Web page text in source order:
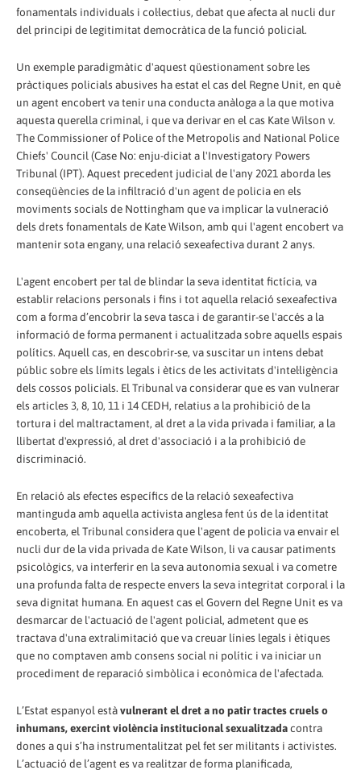
fonamentals individuals i col·lectius, debat que afecta al nucli dur
del principi de legitimitat democràtica de la funció policial.
Un exemple paradigmàtic d'aquest qüestionament sobre les
pràctiques policials abusives ha estat el cas del Regne Unit, en què
un agent encobert va tenir una conducta anàloga a la que motiva
aquesta querella criminal, i que va derivar en el cas Kate Wilson v.
The Commissioner of Police of the Metropolis and National Police
Chiefs' Council (Case No: enju-diciat a l'Investigatory Powers
Tribunal (IPT). Aquest precedent judicial de l'any 2021 aborda les
conseqüències de la infiltració d'un agent de policia en els
moviments socials de Nottingham que va implicar la vulneració
dels drets fonamentals de Kate Wilson, amb qui l'agent encobert va
mantenir sota engany, una relació sexeafectiva durant 2 anys.
L'agent encobert per tal de blindar la seva identitat fictícia, va
establir relacions personals i fins i tot aquella relació sexeafectiva
com a forma d’encobrir la seva tasca i de garantir-se l'accés a la
informació de forma permanent i actualitzada sobre aquells espais
polítics. Aquell cas, en descobrir-se, va suscitar un intens debat
públic sobre els límits legals i ètics de les activitats d'intel·ligència
dels cossos policials. El Tribunal va considerar que es van vulnerar
els articles 3, 8, 10, 11 i 14 CEDH, relatius a la prohibició de la
tortura i del maltractament, al dret a la vida privada i familiar, a la
llibertat d'expressió, al dret d'associació i a la prohibició de
discriminació.
En relació als efectes específics de la relació sexeafectiva
mantinguda amb aquella activista anglesa fent ús de la identitat
encoberta, el Tribunal considera que l'agent de policia va envair el
nucli dur de la vida privada de Kate Wilson, li va causar patiments
psicològics, va interferir en la seva autonomia sexual i va cometre
una profunda falta de respecte envers la seva integritat corporal i la
seva dignitat humana. En aquest cas el Govern del Regne Unit es va
desmarcar de l'actuació de l'agent policial, admetent que es
tractava d'una extralimitació que va creuar línies legals i ètiques
que no comptaven amb consens social ni polític i va iniciar un
procediment de reparació simbòlica i econòmica de l'afectada.
L’Estat espanyol estàvulnerant el dret a no patir tractes cruels o
inhumans, exercint violència institucional sexualitzadacontra
dones a qui s’ha instrumentalitzat pel fet ser militants i activistes.
L’actuació de l’agent es va realitzar de forma planificada,